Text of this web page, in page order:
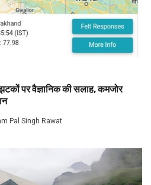
पर वैज्ञानिक की सलाह, कमजोर
Pal Singh Rawat